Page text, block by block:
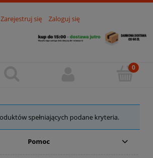
Zarejestruj się Zaloguj się
spełniających podane kryteria.
Pomoc